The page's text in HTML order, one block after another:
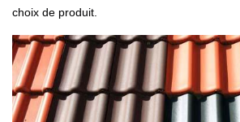
choix de produit.